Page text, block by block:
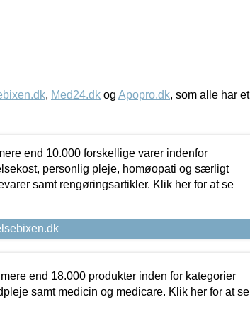
, Med24.dk og Apopro.dk, som alle har et
end 10.000 forskellige varer indenfor
personlig pleje, homøopati og særligt
samt rengøringsartikler. Klik her for at se
end 18.000 produkter inden for kategorier
samt medicin og medicare. Klik her for at se